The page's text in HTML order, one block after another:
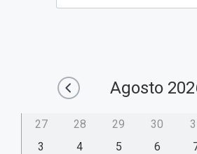
Agosto
27 28 29 30
3
4 5 6